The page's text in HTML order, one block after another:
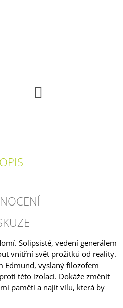
Solipsisté, vedení generálem
vnitřní svět prožitků od reality.
Edmund, vyslaný filozofem
této izolaci. Dokáže změnit
paměti a najít vílu, která by